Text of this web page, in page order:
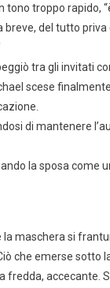
tono troppo rapido,
breve, del tutto priva
tra gli invitati
scese
di mantenere
la sposa come
la maschera si
che emerse sotto
fredda, accecante.